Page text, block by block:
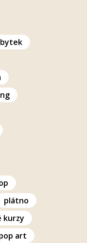
plátno
kurzy
art